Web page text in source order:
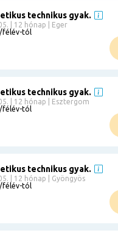
technikus gyak.
| 12 hónap | Eger
félév-tól
technikus gyak.
| 12 hónap | Esztergom
félév-tól
technikus gyak.
| 12 hónap | Gyöngyös
félév-tól